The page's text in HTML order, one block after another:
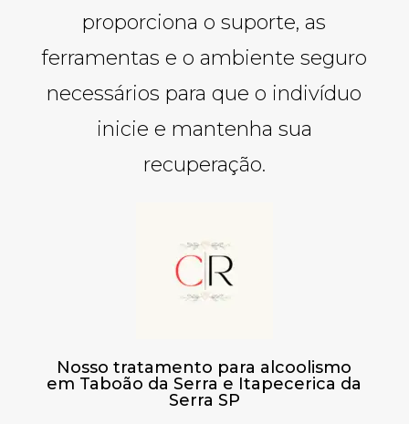
proporciona o suporte, as
ferramentas e o ambiente seguro
necessários para que o indivíduo
inicie e mantenha sua
recuperação.
Nosso tratamento para alcoolismo
em Taboão da Serra e Itapecerica da
Serra SP